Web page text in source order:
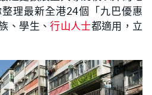
理最新全港24個「九巴優惠
、學生、行山人士都適用，立